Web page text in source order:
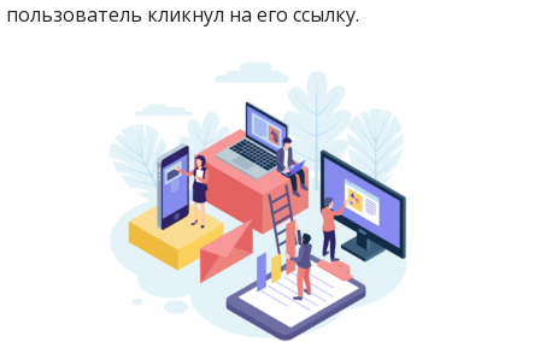
пользователь кликнул на его ссылку.